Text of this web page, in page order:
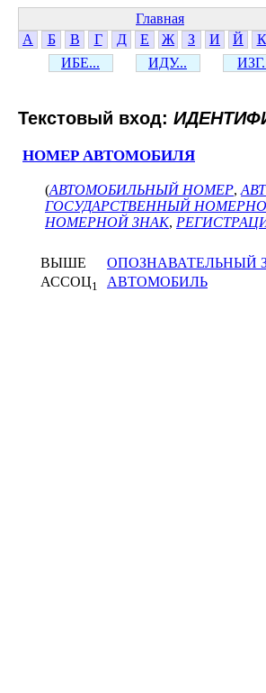
Главная
А
Б В Г Д Е Ж З И Й К
ИБЕ...
ИДУ...
Текстовый вход:
НОМЕР АВТОМОБИЛЯ
(АВТОМОБИЛЬНЫЙ НОМЕР,
ГОСУДАРСТВЕННЫЙ
НОМЕРНОЙ ЗНАК,
ВЫШЕ
ОПОЗНАВАТЕЛЬНЫЙ
АССОЦ1 АВТОМОБИЛЬ